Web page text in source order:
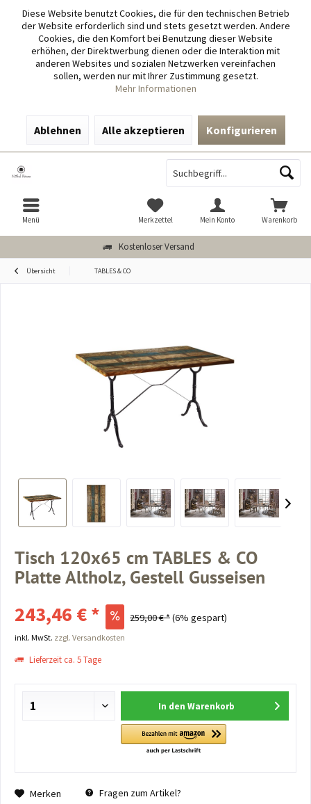
Diese Website benutzt Cookies, die für den technischen Betrieb
der Website erforderlich sind und stets gesetzt werden. Andere
Cookies, die den Komfort bei Benutzung dieser Website
erhöhen, der Direktwerbung dienen oder die Interaktion mit
anderen Websites und sozialen Netzwerken vereinfachen
sollen, werden nur mit Ihrer Zustimmung gesetzt.
Mehr Informationen
Ablehnen Alle akzeptieren Konfigurieren
Kostenloser Versand
Menü Warenkorb
Merkzettel Mein Konto
Übersicht TABLES & CO
Tisch 120x65 cm TABLES & CO
Platte Altholz, Gestell Gusseisen
243,46 € * 259,00 € *(6% gespart)
inkl. MwSt. zzgl. Versandkosten
Lieferzeit ca. 5 Tage
In den Warenkorb
Merken Fragen zum Artikel?